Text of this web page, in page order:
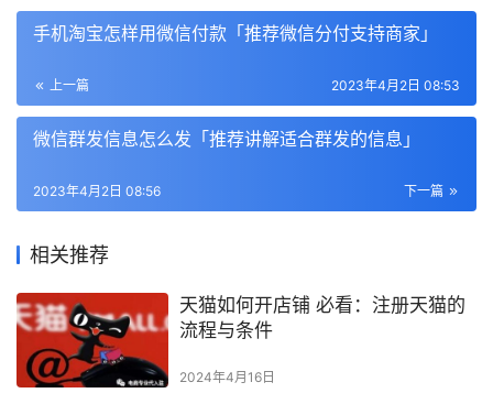
手机淘宝怎样用微信付款「推荐微信分付支持商家」
上一篇 2023年4月2日 08:53
微信群发信息怎么发「推荐讲解适合群发的信息」
下一篇
2023年4月2日 08:56
相关推荐
天猫如何开店铺 必看：注册天猫的
流程与条件
2024年4月16日